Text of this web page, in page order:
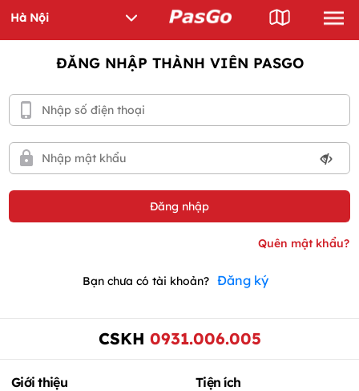
ĐĂNG NHẬP THÀNH VIÊN PASGO
Bạn chưa có tài khoản? Đăng ký
CSKH 0931.006.005
Giới thiệu Tiện ích